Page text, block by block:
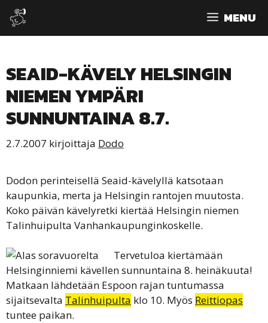
Siirry
sisältöön
MENU
SEAID-KÄVELY HELSINGIN
NIEMEN YMPÄRI
SUNNUNTAINA 8.7.
2.7.2007 kirjoittaja Dodo
Dodon perinteisellä Seaid-kävelyllä katsotaan
kaupunkia, merta ja Helsingin rantojen muutosta.
Koko päivän kävelyretki kiertää Helsingin niemen
Talinhuipulta Vanhankaupunginkoskelle.
Tervetuloa kiertämään
Helsinginniemi kävellen sunnuntaina 8. heinäkuuta!
Matkaan lähdetään Espoon rajan tuntumassa
sijaitsevalta Talinhuipulta klo 10. Myös Reittiopas
tuntee paikan.